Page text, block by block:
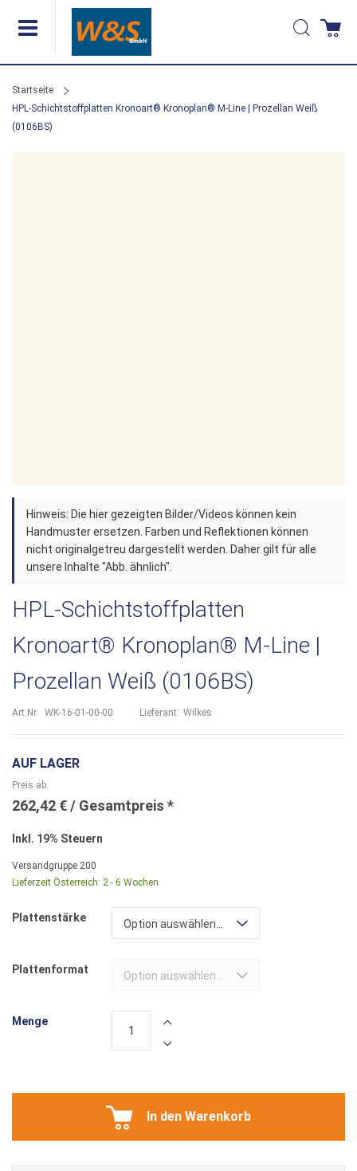
Inhalt
Suche
Startseite
HPL-Schichtstoffplatten Kronoart® Kronoplan® M-Line | Prozellan Weiß
(0106BS)
Zum
Anfang
der
Bildergalerie
Hinweis: Die hier gezeigten Bilder/Videos können kein
Handmuster ersetzen. Farben und Reflektionen können
nicht originalgetreu dargestellt werden. Daher gilt für alle
unsere Inhalte "Abb. ähnlich".
HPL-Schichtstoffplatten
Kronoart® Kronoplan® M-Line |
Prozellan Weiß (0106BS)
Art.Nr. WK-16-01-00-00 Lieferant: Wilkes
AUF LAGER
Preis ab
262,42 €
Inkl. 19% Steuern
Versandgruppe 200
Lieferzeit Österreich: 2 - 6 Wochen
Plattenstärke Option auswählen...
Plattenformat Option auswählen...
Menge
In den Warenkorb